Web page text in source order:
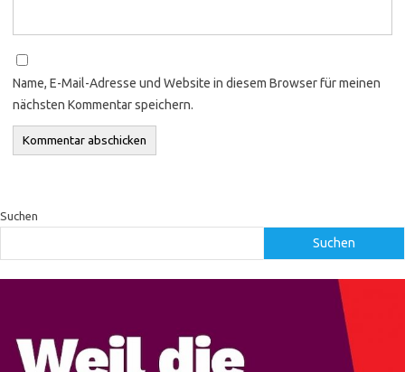
Name, E-Mail-Adresse und Website in diesem Browser für meinen
nächsten Kommentar speichern.
Suchen
Suchen